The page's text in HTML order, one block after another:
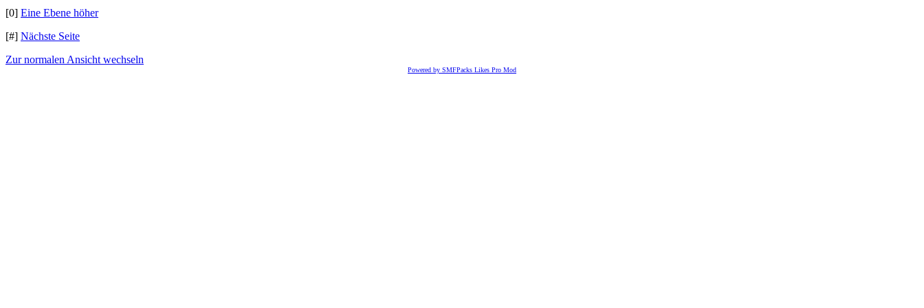
[0] Eine Ebene höher
[#] Nächste Seite
Zur normalen Ansicht wechseln
Powered by SMFPacks Likes Pro Mod